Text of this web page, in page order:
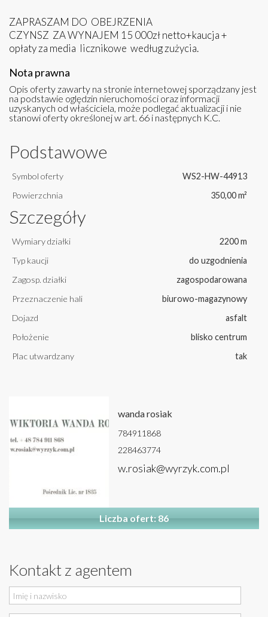
ZAPRASZAM DO OBEJRZENIA
CZYNSZ ZA WYNAJEM 15 000zł netto+kaucja +
opłaty za media licznikowe według zużycia.
Nota prawna
Opis oferty zawarty na stronie internetowej sporządzany jest
na podstawie oględzin nieruchomości oraz informacji
uzyskanych od właściciela, może podlegać aktualizacji i nie
stanowi oferty określonej w art. 66 i następnych K.C.
Podstawowe
Symbol oferty
WS2-HW-44913
Powierzchnia
350,00 m²
Szczegóły
Wymiary działki
2200 m
Typ kaucji
do uzgodnienia
Zagosp. działki
zagospodarowana
Przeznaczenie hali
biurowo-magazynowy
Dojazd
asfalt
Położenie
blisko centrum
Plac utwardzany
tak
wanda rosiak
784911868
228463774
w.rosiak@wyrzyk.com.pl
Liczba ofert: 86
Kontakt z agentem